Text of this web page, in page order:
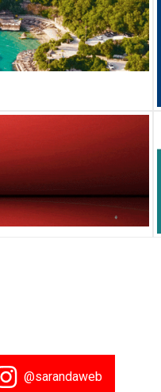
@sarandaweb